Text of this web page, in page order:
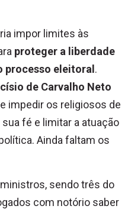
impor limites às
proteger a liberdade
processo eleitoral .
de Carvalho Neto
impedir os religiosos de
fé e limitar a atuação
Ainda faltam os
sendo três do
com notório saber